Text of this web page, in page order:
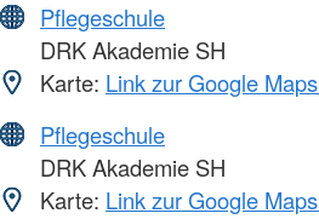
Pflegeschule
DRK Akademie SH
Karte: Link zur Google
Pflegeschule
DRK Akademie SH
Karte: Link zur Google